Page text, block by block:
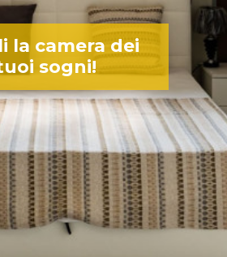
la camera dei
sogni!